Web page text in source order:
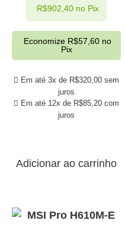
Em até 3x de R$320,00 sem
juros
Em até 12x de R$85,20 com
juros
R$902,40 no Pix
Economize R$57,60 no
Pix
Adicionar ao carrinho